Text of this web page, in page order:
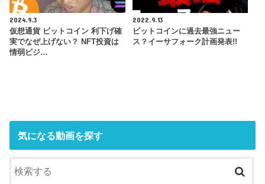
2024.9.3
仮想通貨 ビットコイン 利下げ確
実でなぜ上げない？ NFT投資は
情弱ビジ…
2022.9.13
ビットコインに過去最強ニュー
ス？イーサフォーク計画発表!!
気になる動画を探す